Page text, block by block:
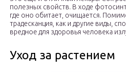
полезных свойств. В ходе
где оно обитает, очищается.
традесканция, как и другие виды,
вредное для здоровья человека
Уход за растением